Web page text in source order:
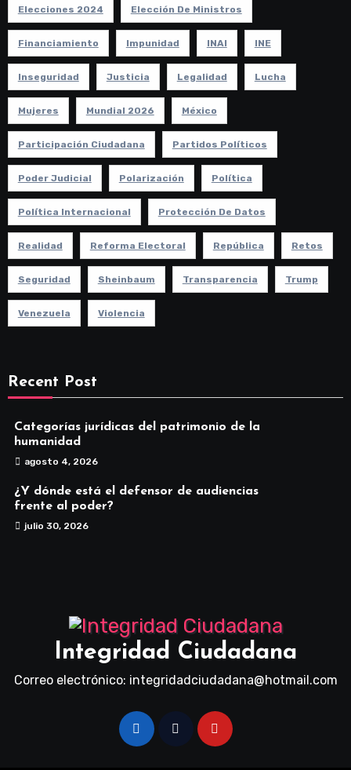
Elecciones 2024 Elección De Ministros
Financiamiento Impunidad INAI INE
Inseguridad Justicia Legalidad Lucha
Mujeres Mundial 2026 México
Participación Ciudadana Partidos Políticos
Poder Judicial Polarización Política
Política Internacional Protección De Datos
Realidad Reforma Electoral República Retos
Seguridad Sheinbaum Transparencia Trump
Venezuela Violencia
Recent Post
Categorías jurídicas del patrimonio de la
humanidad
agosto 4, 2026
¿Y dónde está el defensor de audiencias
frente al poder?
julio 30, 2026
Integridad Ciudadana
Correo electrónico: integridadciudadana@hotmail.com